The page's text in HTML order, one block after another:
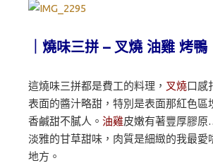
｜燒味三拼 – 叉燒 油雞 烤鴨
這燒味三拼都是費工的料理， 叉燒口感
表面的醬汁略甜，特別是表面那紅色區
香鹹甜不膩人。 油雞皮嫩有著豐厚膠
淡雅的甘草甜味，肉質是細緻的我最愛
地方。